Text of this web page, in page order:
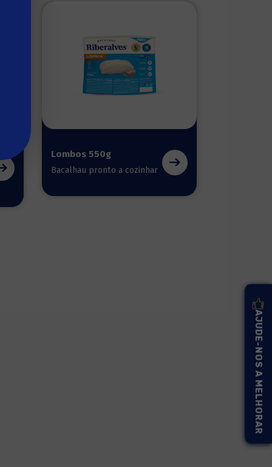
Lombos 550g
Bacalhau pronto a cozinhar
AJUDE-NOS A MELHORAR